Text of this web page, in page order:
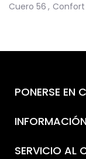
Cuero 56 , Confort
PONERSE EN
SERVICIO AL